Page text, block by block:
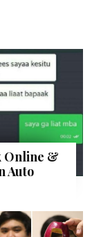
Online &
Auto